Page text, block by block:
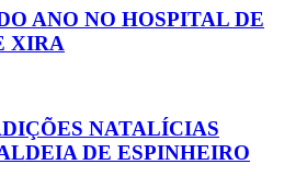
ANO NO HOSPITAL DE
XIRA
NATALÍCIAS
DE ESPINHEIRO